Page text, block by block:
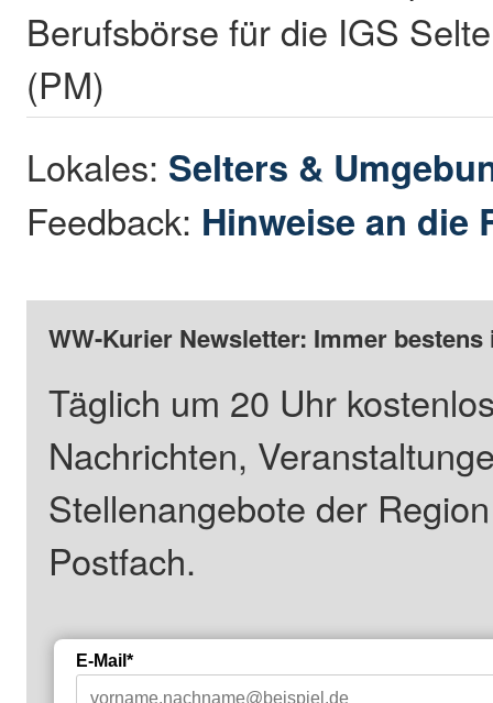
Berufsbörse für die IGS
(PM)
Lokales: Selters &
Feedback: Hinweise an die
WW-Kurier Newsletter: Immer
Täglich um 20 Uhr
Nachrichten,
Stellenangebote der
Postfach.
E-Mail*